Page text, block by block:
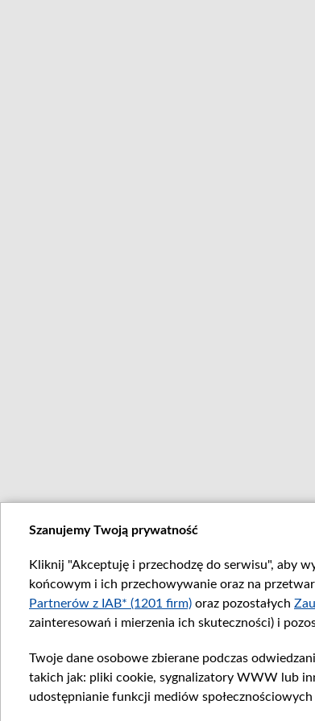
Szanujemy Twoją prywatność
Kliknij "Akceptuję i przechodzę do serwisu", aby
końcowym i ich przechowywanie oraz na
Partnerów z IAB* (1201 firm) oraz pozostałych
zainteresowań i mierzenia ich skuteczności) i
Twoje dane osobowe zbierane podczas
takich jak: pliki cookie, sygnalizatory WWW lub
udostępnianie funkcji mediów